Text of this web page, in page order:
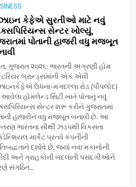
કેફેએ સુરતીઓ માટે નવું
સેન્ટર ખોલ્યું,
પોતાની હાજરી વધુ મજબૂત
ગુજરાત ૨૦૨૬: ભારતની અગ્રણી હોમ
બ્રાન્ડ્સમાંની એક એવી
ઉધના-મગદલ્લા રોડ (પીપલોદ)
આવેલા હોમલેન્ડ સિટી ખાતે પોતાનું નવું
સેન્ટર શરૂ કરીને ગુજરાતમાં
હાજરીને વધુ મજબૂત બનાવી છે. આ
ભારતના સૌથી ઝડપથી વિકસતા
માર્કેટ પ્રત્યે કંપનીની
દર્શાવે છે, જ્યાં નવા મકાનોની
અને ગ્રાહકોની બદલાતી પસંદગીઓને
સંગઠિત...
રીડર પુનિતજી લુલ્લા એ ટેરોટ
રીડિંગ અંગે માહિતી આપી
AHMEDABAD
એક્સેલન્સ ફોરમ દ્વારા
લીડરશિપ કોન્કલેવ તથા
સમ્માન ૨૦૨૬નો ભવ્ય અને
કાર્યક્રમ નવી દિલ્હીમાં
યોજાયો
સેટ ગો રિવ્યુ: ગુજરાતી
એક્શન અને રોમાંચનો
તદ્દન નવો અને અનોખો